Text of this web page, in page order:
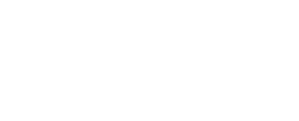
联盟